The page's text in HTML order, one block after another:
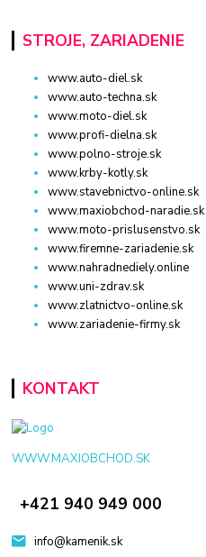
STROJE, ZARIADENIE
www.auto-diel.sk
www.auto-techna.sk
www.moto-diel.sk
www.profi-dielna.sk
www.polno-stroje.sk
www.krby-kotly.sk
www.stavebnictvo-online.sk
www.maxiobchod-naradie.sk
www.moto-prislusenstvo.sk
www.firemne-zariadenie.sk
www.nahradnediely.online
www.uni-zdrav.sk
www.zlatnictvo-online.sk
www.zariadenie-firmy.sk
KONTAKT
WWW.MAXIOBCHOD.SK
+421 940 949 000
info@kamenik.sk